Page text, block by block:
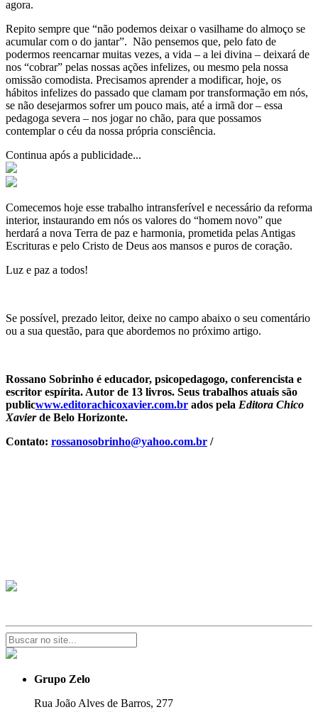
agora.
Repito sempre que “não podemos deixar o vasilhame do almoço se
acumular com o do jantar”. Não pensemos que, pelo fato de
podermos reencarnar muitas vezes, a vida – a lei divina – deixará de
nos “cobrar” pelas nossas ações infelizes, ou mesmo pela nossa
omissão comodista. Precisamos aprender a modificar, hoje, os
hábitos infelizes do passado que clamam por transformação em nós,
se não desejarmos sofrer um pouco mais, até a irmã dor – essa
pedagoga severa – nos jogar no chão, para que possamos
contemplar o céu da nossa própria consciência.
Continua após a publicidade...
Comecemos hoje esse trabalho intransferível e necessário da reforma
interior, instaurando em nós os valores do “homem novo” que
herdará a nova Terra de paz e harmonia, prometida pelas Antigas
Escrituras e pelo Cristo de Deus aos mansos e puros de coração.
Luz e paz a todos!
Se possível, prezado leitor, deixe no campo abaixo o seu comentário
ou a sua questão, para que abordemos no próximo artigo.
Rossano Sobrinho é educador, psicopedagogo, conferencista e
escritor espírita. Autor de 13 livros. Seus trabalhos atuais são
publicwww.editorachicoxavier.com.br ados pela Editora Chico
Xavierde Belo Horizonte.
Contato: rossanosobrinho@yahoo.com.br /
Grupo Zelo
Rua João Alves de Barros, 277